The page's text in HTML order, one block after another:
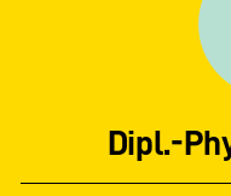
Dipl.-